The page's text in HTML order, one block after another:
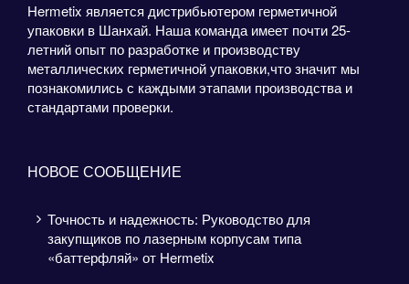
Hermetix является дистрибьютером герметичной
упаковки в Шанхай. Наша команда имеет почти 25-
летний опыт по разработке и производству
металлических герметичной упаковки,что значит мы
познакомились с каждыми этапами производства и
стандартами проверки.
НОВОЕ СООБЩЕНИЕ
Точность и надежность: Руководство для
закупщиков по лазерным корпусам типа
«баттерфляй» от Hermetix